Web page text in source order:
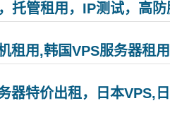
托管租用，IP测试，高防
租用,韩国VPS服务器租
器特价出租，日本VPS,